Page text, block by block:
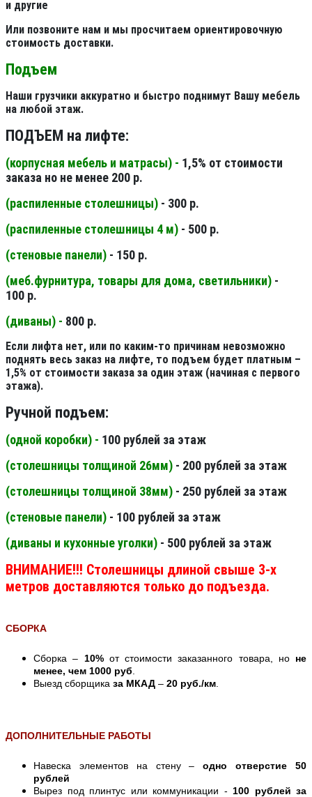
и другие
Или позвоните нам и мы просчитаем ориентировочную
стоимость доставки.
Подъем
Наши грузчики аккуратно и быстро поднимут Вашу мебель
на любой этаж.
ПОДЪЕМ на лифте:
(корпусная мебель и матрасы) - 1,5% от стоимости
заказа но не менее 200 р.
(распиленные столешницы) - 300 р.
(распиленные столешницы 4 м) - 500 р.
(стеновые панели) - 150 р.
(меб.фурнитура, товары для дома, светильники) -
100 р.
(диваны) - 800 р.
Если лифта нет, или по каким-то причинам невозможно
поднять весь заказ на лифте, то подъем будет платным –
1,5% от стоимости заказа за один этаж (начиная с первого
этажа).
Ручной подъем:
(одной коробки) - 100 рублей за этаж
(столешницы толщиной 26мм) - 200 рублей за этаж
(столешницы толщиной 38мм) - 250 рублей за этаж
(стеновые панели) - 100 рублей за этаж
(диваны и кухонные уголки) - 500 рублей за этаж
ВНИМАНИЕ!!! Столешницы длиной свыше 3-х
метров доставляются только до подъезда.
СБОРКА
Сборка – 10%от стоимости заказанного товара, но не
менее, чем 1000 руб
Выезд сборщика за МКАД – 20 руб./км
ДОПОЛНИТЕЛЬНЫЕ РАБОТЫ
Навеска элементов на стену –одно отверстие 50
рублей
Вырез под плинтус или коммуникации - 100 рублей за